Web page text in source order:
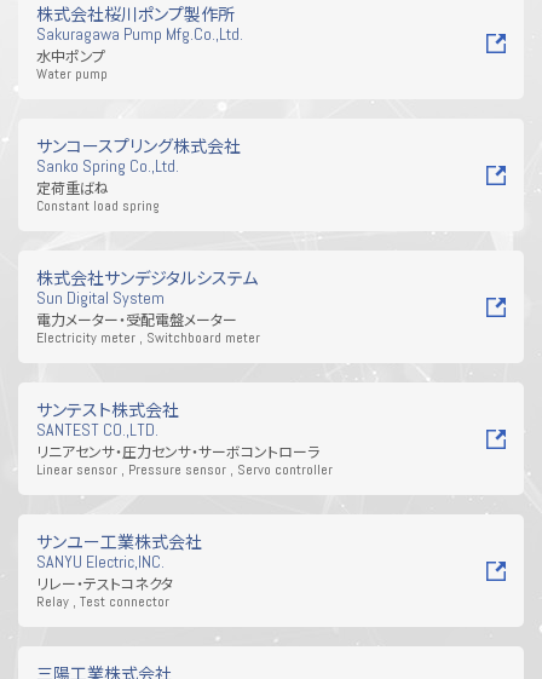
株式会社桜川ポンプ製作所
Sakuragawa Pump Mfg.Co.,Ltd.
水中ポンプ
Water pump
サンコースプリング株式会社
Sanko Spring Co.,Ltd.
定荷重ばね
Constant load spring
株式会社サンデジタルシステム
Sun Digital System
電力メーター・受配電盤メーター
Electricity meter , Switchboard meter
サンテスト株式会社
SANTEST CO.,LTD.
リニアセンサ・圧力センサ・サーボコントローラ
Linear sensor , Pressure sensor , Servo controller
サンユー工業株式会社
SANYU Electric,INC.
リレー・テストコネクタ
Relay , Test connector
三陽工業株式会社